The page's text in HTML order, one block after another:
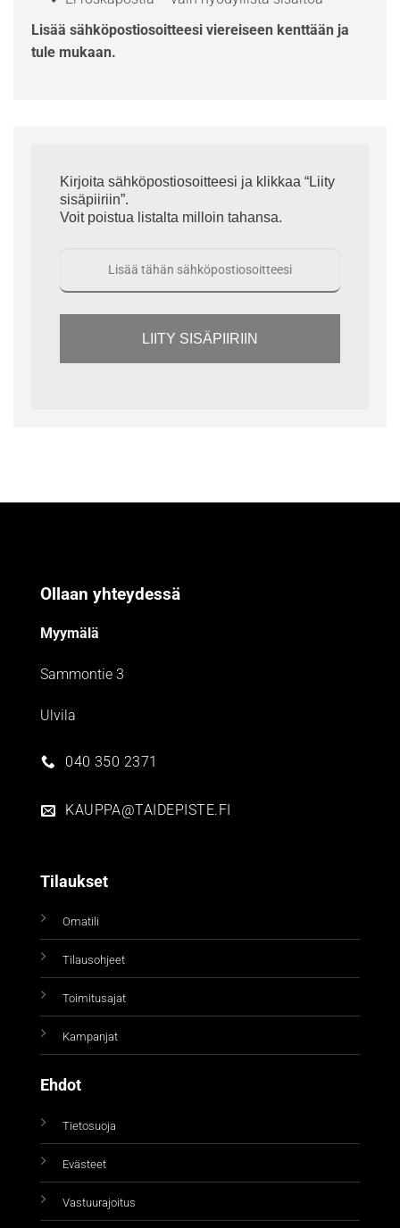
Lisää sähköpostiosoitteesi viereiseen kenttään ja
tule mukaan.
Kirjoita sähköpostiosoitteesi ja klikkaa “Liity
sisäpiiriin”.
Voit poistua listalta milloin tahansa.
LIITY SISÄPIIRIIN
Ollaan yhteydessä
Myymälä
Sammontie 3
Ulvila
040 350 2371
KAUPPA@TAIDEPISTE.FI
Tilaukset
Omatili
Tilausohjeet
Toimitusajat
Kampanjat
Ehdot
Tietosuoja
Evästeet
Vastuurajoitus